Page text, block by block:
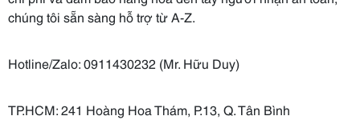
chúng tôi sẵn sàng hỗ trợ từ A-Z.
Hotline/Zalo: 0911430232 (Mr. Hữu Duy)
TP.HCM: 241 Hoàng Hoa Thám, P.13, Q. Tân Bình